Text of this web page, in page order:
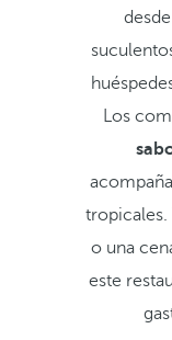
Los
tropicales.
o una
este